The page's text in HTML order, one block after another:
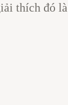
thích đó